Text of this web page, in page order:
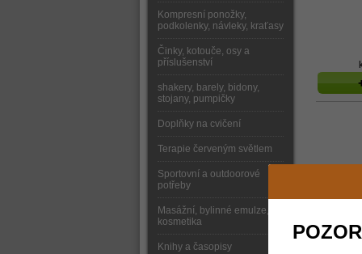
Kompresní ponožky,
podkolenky, návleky, kraťasy
Činky, kotouče, osy a
příslušenství
shakery, barely, bidony,
stojany, pumpičky
Doplňky na cvičení
Terapie červeným světlem
Sportovní a outdoorové
potřeby
Masážní, bylinné emulze,
kosmetika
Knihy a časopisy